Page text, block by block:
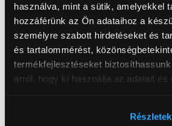
használva, mint a sütik, amelyekkel
hozzáférünk az Ön adataihoz a
személyre szabott hirdetéseket és
és tartalommérést,
termékfejlesztéseket
arról, hogy ki használja az adatait és
Neked